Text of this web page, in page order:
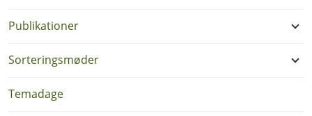
Publikationer
Sorteringsmøder
Temadage